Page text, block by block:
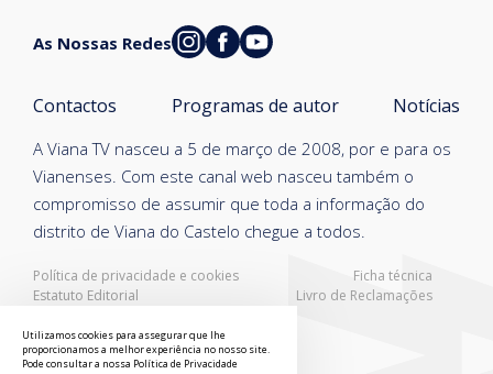
Política de privacidade e cookies
Ficha técnica
Estatuto Editorial
Livro de Reclamações
A Viana TV nasceu a 5 de março de 2008, por e para os
Vianenses. Com este canal web nasceu também o
compromisso de assumir que toda a informação do
distrito de Viana do Castelo chegue a todos.
Contactos Programas de autor Notícias
As Nossas Redes
Utilizamos cookies para assegurar que lhe
proporcionamos a melhor experiência no nosso site.
Pode consultar a nossa Política de Privacidade